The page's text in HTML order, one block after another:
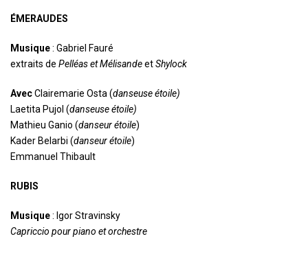
ÉMERAUDES
Musique: Gabriel Fauré
extraits de Pelléas et MélisandeetShylock
AvecClairemarie Osta (danseuse étoile)
Laetita Pujol (danseuse étoile)
Mathieu Ganio (danseur étoile)
Kader Belarbi (danseur étoile)
Emmanuel Thibault
RUBIS
Musique: Igor Stravinsky
Capriccio pour piano et orchestre